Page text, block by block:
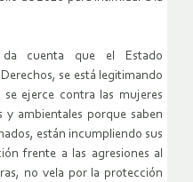
cuenta que el Estado
se está legitimando
ejerce contra las mujeres
y ambientales porque saben
están incumpliendo sus
frente a las agresiones al
no vela por la protección